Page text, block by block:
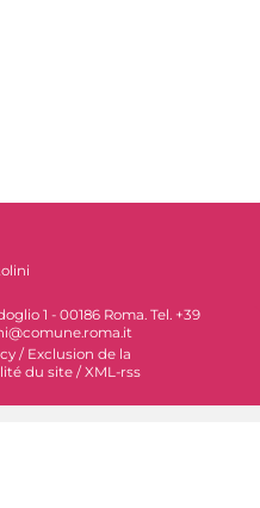
1 - 00186 Roma. Tel. +39
/ Exclusion de la
du site / XML-rss